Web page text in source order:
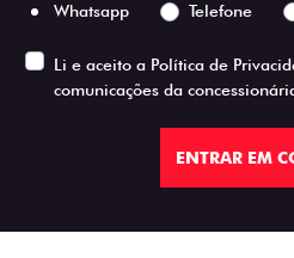
Whatsapp
Telefone
Li e aceito a Política de
comunicações da
ENTRAR EM